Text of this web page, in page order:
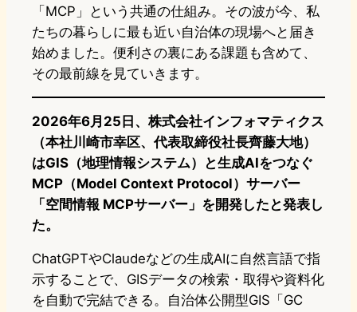
「MCP」という共通の仕組み。その波が今、私
たちの暮らしに最も近い自治体の現場へと届き
始めました。便利さの裏にある課題も含めて、
その最前線を見ていきます。
2026年6月25日、株式会社インフォマティクス
（本社川崎市幸区、代表取締役社長齊藤大地）
はGIS（地理情報システム）と生成AIをつなぐ
MCP（Model Context Protocol）サーバー
「空間情報 MCPサーバー」を開発したと発表し
た。
ChatGPTやClaudeなどの生成AIに自然言語で指
示することで、GISデータの検索・取得や資料化
を自動で完結できる。自治体公開型GIS「GC